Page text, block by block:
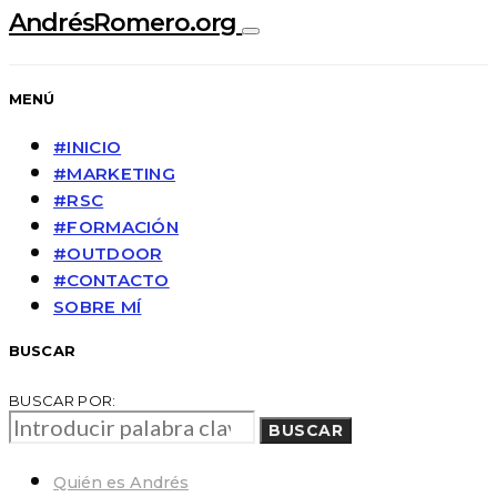
AndrésRomero.org
MENÚ
#INICIO
#MARKETING
#RSC
#FORMACIÓN
#OUTDOOR
#CONTACTO
SOBRE MÍ
BUSCAR
BUSCAR POR:
BUSCAR
Quién es Andrés